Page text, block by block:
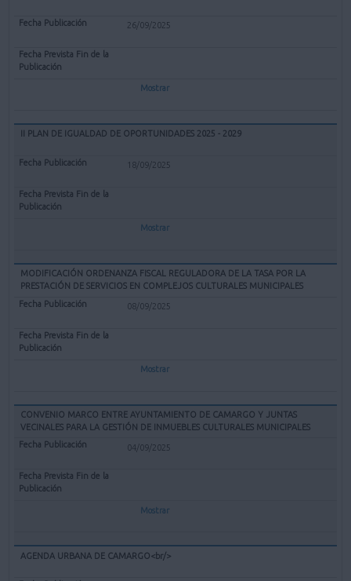
26/09/2025
Mostrar
II PLAN DE IGUALDAD DE OPORTUNIDADES 2025 - 2029
18/09/2025
Mostrar
MODIFICACIÓN ORDENANZA FISCAL REGULADORA DE LA TASA POR LA
PRESTACIÓN DE SERVICIOS EN COMPLEJOS CULTURALES MUNICIPALES
08/09/2025
Mostrar
CONVENIO MARCO ENTRE AYUNTAMIENTO DE CAMARGO Y JUNTAS
VECINALES PARA LA GESTIÓN DE INMUEBLES CULTURALES MUNICIPALES
04/09/2025
Mostrar
AGENDA URBANA DE CAMARGO<br/>